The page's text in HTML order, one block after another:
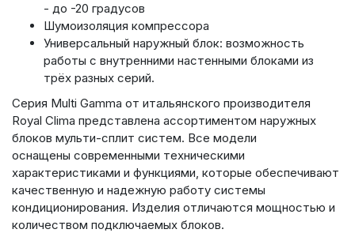
- до -20 градусов
Шумоизоляция компрессора
Универсальный наружный блок: возможность
работы с внутренними настенными блоками из
трёх разных серий.
Серия Multi Gamma от итальянского производителя
Royal Clima представлена ассортиментом наружных
блоков мульти-сплит систем. Все модели
оснащены современными техническими
характеристиками и функциями, которые обеспечивают
качественную и надежную работу системы
кондиционирования. Изделия отличаются мощностью и
количеством подключаемых блоков.